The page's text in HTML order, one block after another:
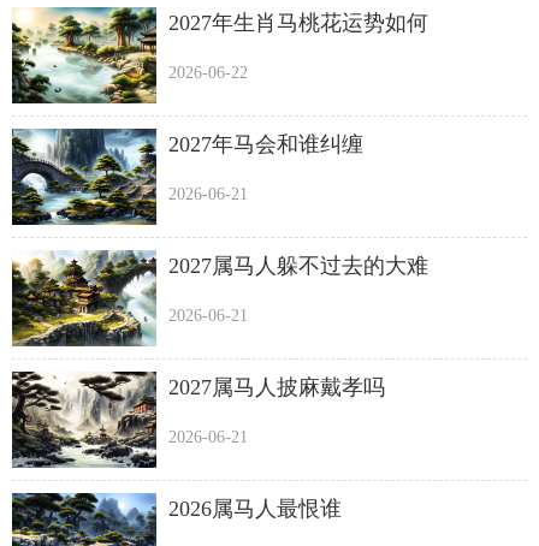
2027年生肖马桃花运势如何
2026-06-22
2027年马会和谁纠缠
2026-06-21
2027属马人躲不过去的大难
2026-06-21
2027属马人披麻戴孝吗
2026-06-21
2026属马人最恨谁